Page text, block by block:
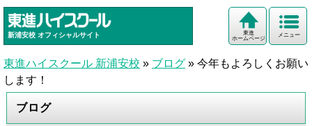
新浦安校 オフィシャルサイト メニュー
東進
ホームページ
東進ハイスクール 新浦安校 » ブログ » 今年もよろしくお願い
します！
ブログ